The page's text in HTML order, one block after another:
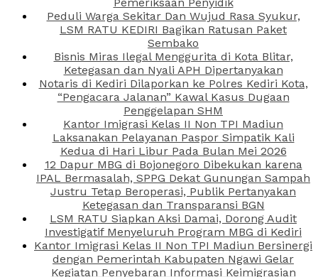
Peduli Warga Sekitar Dan Wujud Rasa Syukur,
LSM RATU KEDIRI Bagikan Ratusan Paket
Sembako
Bisnis Miras Ilegal Menggurita di Kota Blitar,
Ketegasan dan Nyali APH Dipertanyakan
Notaris di Kediri Dilaporkan ke Polres Kediri Kota,
“Pengacara Jalanan” Kawal Kasus Dugaan
Penggelapan SHM
Kantor Imigrasi Kelas II Non TPI Madiun
Laksanakan Pelayanan Paspor Simpatik Kali
Kedua di Hari Libur Pada Bulan Mei 2026
12 Dapur MBG di Bojonegoro Dibekukan karena
IPAL Bermasalah, SPPG Dekat Gunungan Sampah
Justru Tetap Beroperasi, Publik Pertanyakan
Ketegasan dan Transparansi BGN
LSM RATU Siapkan Aksi Damai, Dorong Audit
Investigatif Menyeluruh Program MBG di Kediri
Kantor Imigrasi Kelas II Non TPI Madiun Bersinergi
dengan Pemerintah Kabupaten Ngawi Gelar
Kegiatan Penyebaran Informasi Keimigrasian